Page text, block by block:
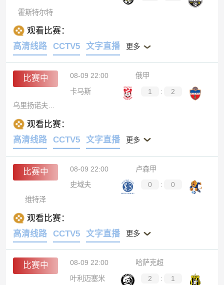
霍斯特尔特
观看比赛：
高清线路
CCTV5 文字直播 更多
比赛中 08-09 22:00
俄甲
卡马斯
1 :
2
乌里扬诺夫斯克伏尔加
观看比赛：
高清线路
CCTV5 文字直播 更多
比赛中 08-09 22:00
卢森甲
史域夫
0 :
0
维特泽
观看比赛：
高清线路
CCTV5 文字直播 更多
比赛中 08-09 22:00
哈萨克超
叶利迈塞米
2 :
1